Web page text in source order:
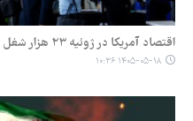
اقتصاد آمریکا در ژوئیه ۲۳ هزار شغل از دست داد
۱۴۰۵-۰۵-۱۸ ۱۰:۳۶